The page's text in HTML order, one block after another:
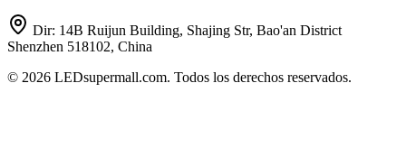
Dir: 14B Ruijun Building, Shajing Str, Bao'an District
Shenzhen 518102, China
© 2026 LEDsupermall.com. Todos los derechos reservados.